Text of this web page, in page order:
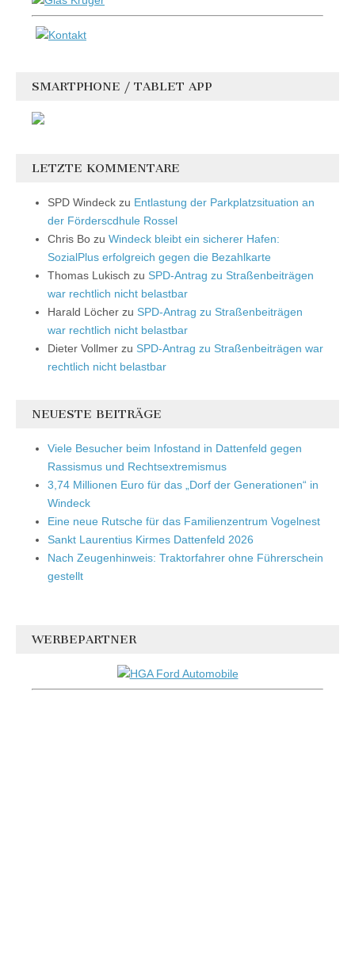
SMARTPHONE / TABLET APP
LETZTE KOMMENTARE
SPD Windeck zu Entlastung der Parkplatzsituation an
der Förderscdhule Rossel
Chris Bo zu Windeck bleibt ein sicherer Hafen:
SozialPlus erfolgreich gegen die Bezahlkarte
Thomas Lukisch zu SPD-Antrag zu Straßenbeiträgen
war rechtlich nicht belastbar
Harald Löcher zu SPD-Antrag zu Straßenbeiträgen
war rechtlich nicht belastbar
Dieter Vollmer zu SPD-Antrag zu Straßenbeiträgen war
rechtlich nicht belastbar
NEUESTE BEITRÄGE
Viele Besucher beim Infostand in Dattenfeld gegen
Rassismus und Rechtsextremismus
3,74 Millionen Euro für das „Dorf der Generationen“ in
Windeck
Eine neue Rutsche für das Familienzentrum Vogelnest
Sankt Laurentius Kirmes Dattenfeld 2026
Nach Zeugenhinweis: Traktorfahrer ohne Führerschein
gestellt
WERBEPARTNER